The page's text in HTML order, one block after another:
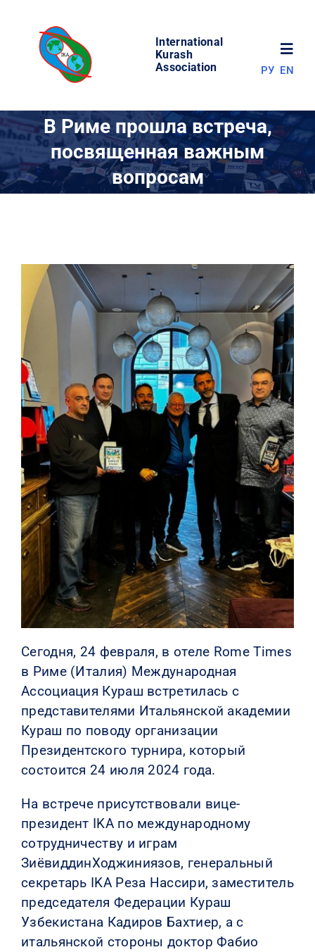
content
International
Kurash
Association
МИР КУРАША
РЕЗУЛЬТАТЫ
КОНТАКТЫ
РУ EN
В Риме прошла встреча,
посвященная важным
вопросам
Сегодня, 24 февраля, в отеле Rome Times
в Риме (Италия) Международная
Ассоциация Кураш встретилась с
представителями Итальянской академии
Кураш по поводу организации
Президентского турнира, который
состоится 24 июля 2024 года.
На встрече присутствовали вице-
президент IKA по международному
сотрудничеству и играм
ЗиёвиддинХоджиниязов, генеральный
секретарь IKA Реза Нассири, заместитель
председателя Федерации Кураш
Узбекистана Кадиров Бахтиер, а с
итальянской стороны доктор Фабио